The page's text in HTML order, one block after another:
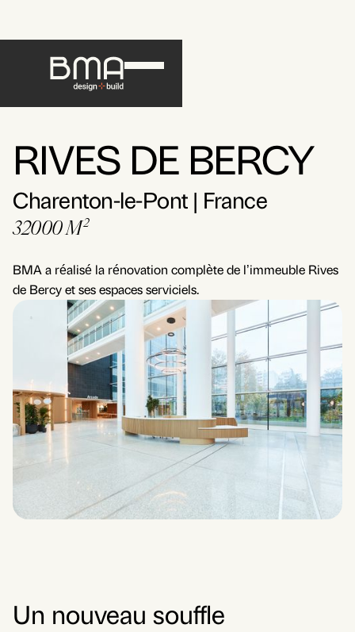
RIVES DE BERCY
Charenton-le-Pont | France
32000 M²
BMA a réalisé la rénovation complète de l’immeuble Rives
de Bercy et ses espaces serviciels.
Un nouveau souffle